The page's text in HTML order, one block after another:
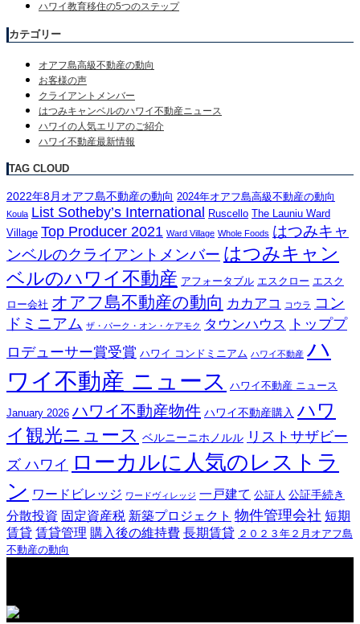
ハワイ教育移住の5つのステップ
カテゴリー
オアフ島高級不動産の動向
お客様の声
クライアントメンバー
はつみキャンベルのハワイ不動産ニュース
ハワイの人気エリアのご紹介
ハワイ不動産最新情報
TAG CLOUD
2022年8月オアフ島不動産の動向 2024年オアフ島高級不動産の動向
Koula List Sotheby’s International Ruscello
The Launiu Ward
Village Top Producer 2021 Ward Village Whole Foods はつみキャ
ンベルのクライアントメンバー はつみキャン
ベルのハワイ不動産 アフォータブル エスクロー エスク
ロー会社 オアフ島不動産の動向 カカアコ コウラ
コン
ドミニアム ザ・パーク・オン・ケアモク タウンハウス
トッププ
ロデューサー賞受賞 ハワイ コンドミニアム ハワイ不動産 ハ
ワイ不動産 ニュース
ハワイ不動産 ニュース
January 2026 ハワイ不動産物件 ハワイ不動産購入 ハワ
イ観光ニュース ベルニーニホノルル リストサザビー
ズ ハワイ ローカルに人気のレストラ
ン ワードビレッジ ワードヴィレッジ 一戸建て 公証人 公証手続き
分散投資 固定資産税 新築プロジェクト 物件管理会社 短期
賃貸 賃貸管理 購入後の維持費 長期賃貸 ２０２３年２月オアフ島
不動産の動向